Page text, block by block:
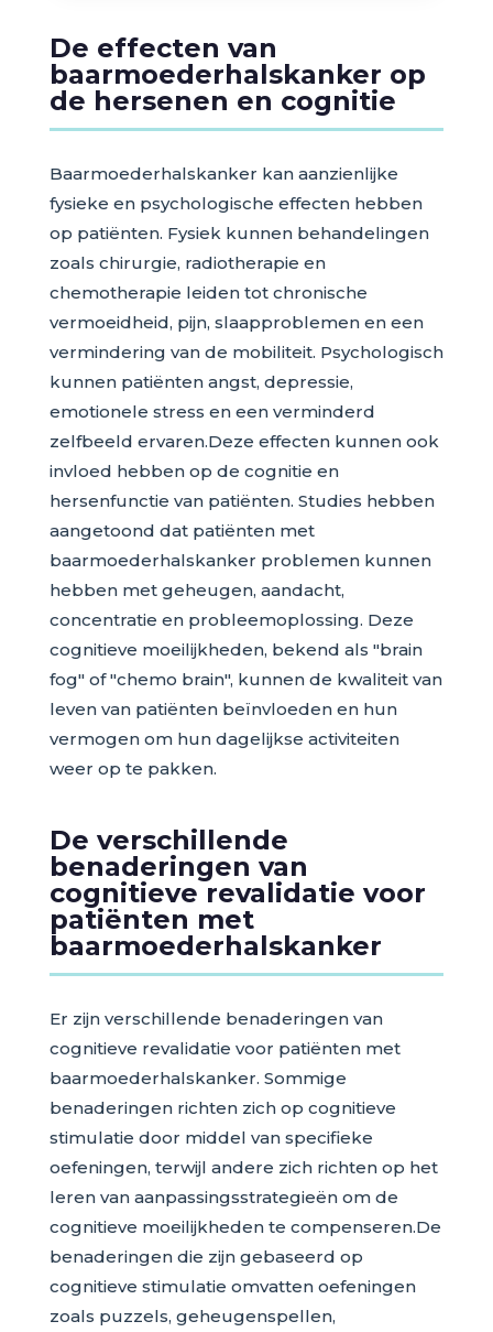
De effecten van
baarmoederhalskanker op
de hersenen en cognitie
Baarmoederhalskanker kan aanzienlijke
fysieke en psychologische effecten hebben
op patiënten. Fysiek kunnen behandelingen
zoals chirurgie, radiotherapie en
chemotherapie leiden tot chronische
vermoeidheid, pijn, slaapproblemen en een
vermindering van de mobiliteit. Psychologisch
kunnen patiënten angst, depressie,
emotionele stress en een verminderd
zelfbeeld ervaren.Deze effecten kunnen ook
invloed hebben op de cognitie en
hersenfunctie van patiënten. Studies hebben
aangetoond dat patiënten met
baarmoederhalskanker problemen kunnen
hebben met geheugen, aandacht,
concentratie en probleemoplossing. Deze
cognitieve moeilijkheden, bekend als "brain
fog" of "chemo brain", kunnen de kwaliteit van
leven van patiënten beïnvloeden en hun
vermogen om hun dagelijkse activiteiten
weer op te pakken.
De verschillende
benaderingen van
cognitieve revalidatie voor
patiënten met
baarmoederhalskanker
Er zijn verschillende benaderingen van
cognitieve revalidatie voor patiënten met
baarmoederhalskanker. Sommige
benaderingen richten zich op cognitieve
stimulatie door middel van specifieke
oefeningen, terwijl andere zich richten op het
leren van aanpassingsstrategieën om de
cognitieve moeilijkheden te compenseren.De
benaderingen die zijn gebaseerd op
cognitieve stimulatie omvatten oefeningen
zoals puzzels, geheugenspellen,